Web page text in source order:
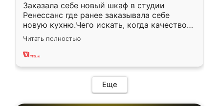
Заказала себе новый шкаф в студии
Ренессанс где ранее заказывала себе
новую кухню.Чего искать, когда качеством
вполне довольна. Служит кухня уже почти
два года, нареканий нет.
Читать полностью
Еще